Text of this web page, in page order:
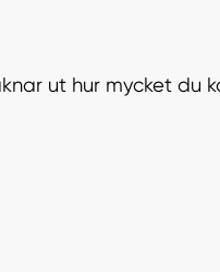
ut hur mycket du